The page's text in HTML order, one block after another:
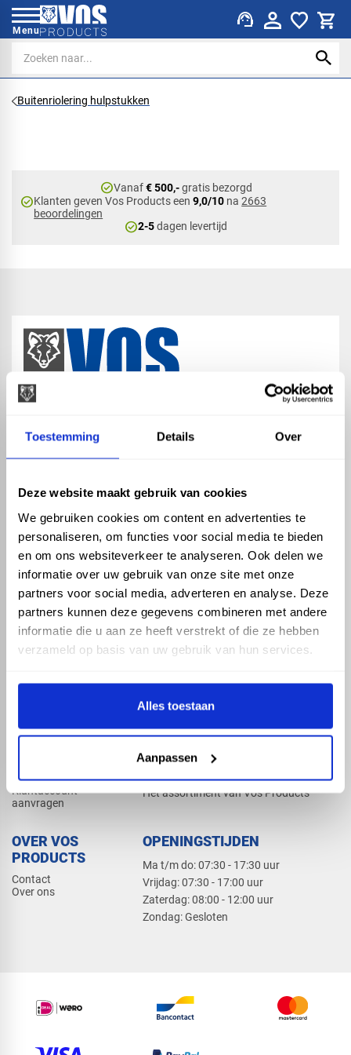
Toestemming Details Over
Deze website maakt gebruik van cookies
We gebruiken cookies om content en advertenties te
personaliseren, om functies voor social media te bieden
en om ons websiteverkeer te analyseren. Ook delen we
informatie over uw gebruik van onze site met onze
partners voor social media, adverteren en analyse. Deze
partners kunnen deze gegevens combineren met andere
informatie die u aan ze heeft verstrekt of die ze hebben
verzameld op basis van uw gebruik van hun services.
Alles toestaan
Aanpassen
Menu support_agent
Buitenriolering hulpstukken
check_circleVanaf€ 500,-gratis bezorgd
check_circleKlanten geven Vos Products een9,0/10 na2663
beoordelingen
check_circle2-5dagen levertijd
ASSORTIMENT
Hemelwaterafvoer
Drukleiding
Beregening
Dak en gevel
KENNIS EN HULP
Klantenservice
Kennisbank
Klantaccount
aanvragen
PRODUCTCATALOGUS 2026
Het assortiment van Vos Products
OVER VOS
PRODUCTS
Contact
Over ons
OPENINGSTIJDEN
Ma t/m do: 07:30 - 17:30 uur
​Vrijdag: 07:30 - 17:00 uur
​Zaterdag: 08:00 - 12:00 uur
​Zondag: Gesloten
phone_enabled +31 416 75 02 55
mail info@vosproducts.nl
check_circleDé bouwmarkt van Altena
check_circle Direct uit grote voorraad geleverd met eigen transport
check_circleLevering in NL en BE